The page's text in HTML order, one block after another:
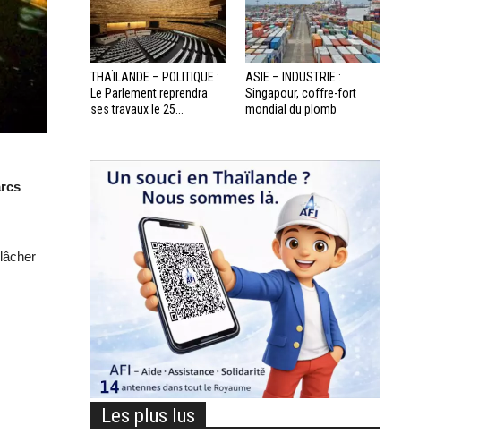
THAÏLANDE – POLITIQUE :
Le Parlement reprendra
ses travaux le 25...
ASIE – INDUSTRIE :
Singapour, coffre-fort
mondial du plomb
Les plus lus